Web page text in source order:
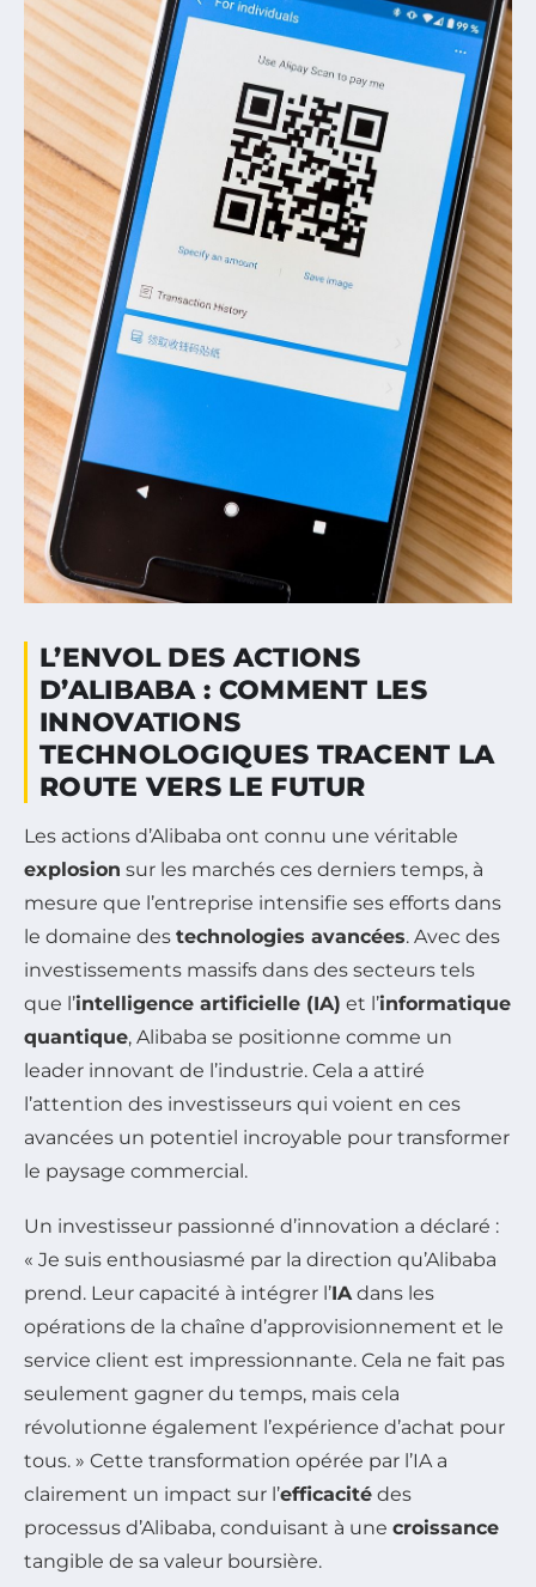
L’ENVOL DES ACTIONS
D’ALIBABA : COMMENT LES
INNOVATIONS
TECHNOLOGIQUES TRACENT LA
ROUTE VERS LE FUTUR
Les actions d’Alibaba ont connu une véritable
explosion sur les marchés ces derniers temps, à
mesure que l’entreprise intensifie ses efforts dans
le domaine des technologies avancées. Avec des
investissements massifs dans des secteurs tels
que l’intelligence artificielle (IA) et l’informatique
quantique, Alibaba se positionne comme un
leader innovant de l’industrie. Cela a attiré
l’attention des investisseurs qui voient en ces
avancées un potentiel incroyable pour transformer
le paysage commercial.
Un investisseur passionné d’innovation a déclaré :
« Je suis enthousiasmé par la direction qu’Alibaba
prend. Leur capacité à intégrer l’IAdans les
opérations de la chaîne d’approvisionnement et le
service client est impressionnante. Cela ne fait pas
seulement gagner du temps, mais cela
révolutionne également l’expérience d’achat pour
tous. » Cette transformation opérée par l’IA a
clairement un impact sur l’efficacité des
processus d’Alibaba, conduisant à une croissance
tangible de sa valeur boursière.